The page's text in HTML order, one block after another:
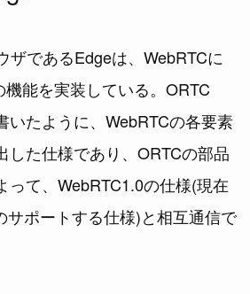
ザであるEdgeは、WebRTCに
能を実装している。ORTC
いたように、WebRTCの各要素
した仕様であり、ORTCの部品
って、WebRTC1.0の仕様(現在
サポートする仕様)と相互通信で